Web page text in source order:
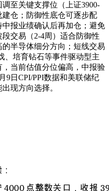
至关键支撑位（上证3900-
建仓；防御性底仓可逐步配
报业绩确认后再加仓；避免
交易（2-4周）适合防御性
半导体细分方向；短线交易
、培育钻石等事件驱动型主
当前估值分位偏高，中报验
9日CPI/PPI数据和美联储纪
现方向选择。